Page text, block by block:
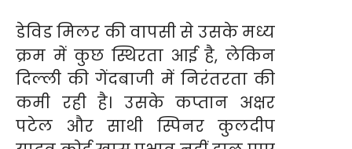
डेविड मिलर की वापसी से उसके मध्य
क्रम में कुछ स्थिरता आई है, लेकिन
दिल्ली की गेंदबाजी में निरंतरता की
कमी रही है। उसके कप्तान अक्षर
पटेल और साथी स्पिनर कुलदीप